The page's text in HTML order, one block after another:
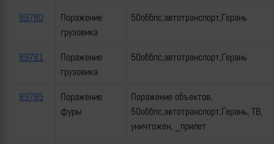
89780
Поражение
грузовика
50оббпс,автотранспорт,Герань
89781
Поражение
грузовика
50оббпс,автотранспорт,Герань
89785
Поражение
фуры
Поражение объектов,
50оббпс,автотранспорт,Герань, ТВ,
уничтожен, _прилет